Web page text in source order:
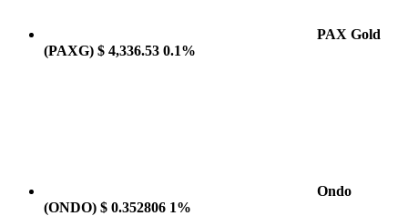
PAX Gold
(PAXG) $ 4,336.53 0.1%
Ondo
(ONDO) $ 0.352806 1%